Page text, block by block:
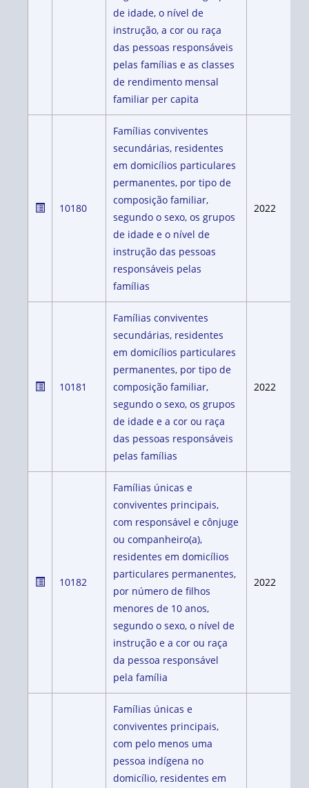
de idade, o nível de
instrução, a cor ou raça
das pessoas responsáveis
pelas famílias e as classes
de rendimento mensal
familiar per capita
10180
Famílias conviventes
secundárias, residentes
em domicílios particulares
permanentes, por tipo de
composição familiar,
segundo o sexo, os grupos
de idade e o nível de
instrução das pessoas
responsáveis pelas
famílias
2022
10181
Famílias conviventes
secundárias, residentes
em domicílios particulares
permanentes, por tipo de
composição familiar,
segundo o sexo, os grupos
de idade e a cor ou raça
das pessoas responsáveis
pelas famílias
2022
10182
Famílias únicas e
conviventes principais,
com responsável e cônjuge
ou companheiro(a),
residentes em domicílios
particulares permanentes,
por número de filhos
menores de 10 anos,
segundo o sexo, o nível de
instrução e a cor ou raça
da pessoa responsável
pela família
2022
Famílias únicas e
conviventes principais,
com pelo menos uma
pessoa indígena no
domicílio, residentes em